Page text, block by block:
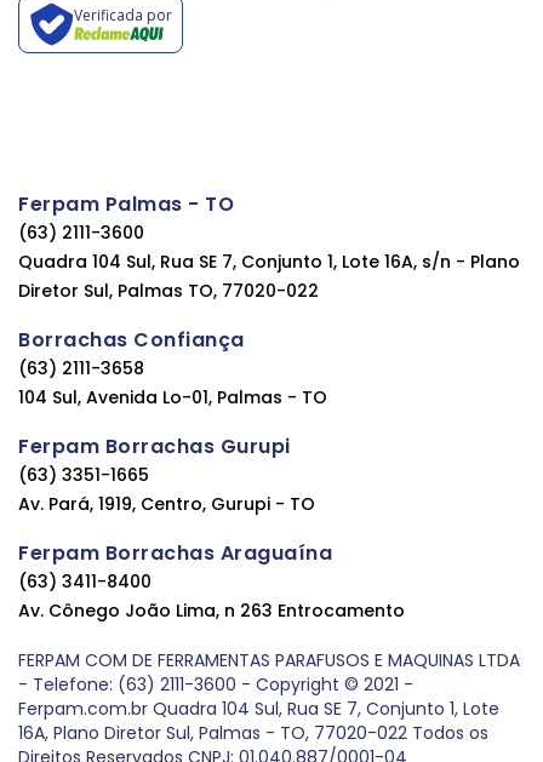
Verificada por
Ferpam Palmas - TO
(63) 2111-3600
Quadra 104 Sul, Rua SE 7, Conjunto 1, Lote 16A, s/n - Plano
Diretor Sul, Palmas TO, 77020-022
Borrachas Confiança
(63) 2111-3658
104 Sul, Avenida Lo-01, Palmas - TO
Ferpam Borrachas Gurupi
(63) 3351-1665
Av. Pará, 1919, Centro, Gurupi - TO
Ferpam Borrachas Araguaína
(63) 3411-8400
Av. Cônego João Lima, n 263 Entrocamento
FERPAM COM DE FERRAMENTAS PARAFUSOS E MAQUINAS LTDA
- Telefone: (63) 2111-3600 - Copyright © 2021 -
Ferpam.com.br Quadra 104 Sul, Rua SE 7, Conjunto 1, Lote
16A, Plano Diretor Sul, Palmas - TO, 77020-022 Todos os
Direitos Reservados CNPJ: 01.040.887/0001-04